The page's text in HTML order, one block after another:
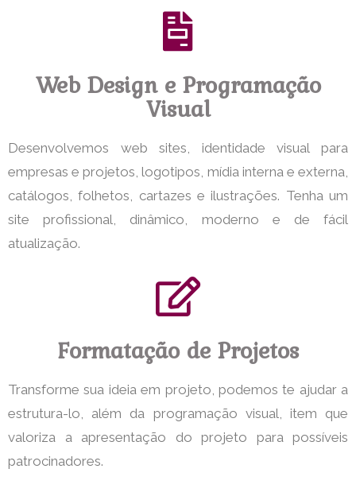
Web Design e Programação
Visual
Desenvolvemos web sites, identidade visual para
empresas e projetos, logotipos, mídia interna e externa,
catálogos, folhetos, cartazes e ilustrações. Tenha um
site profissional, dinâmico, moderno e de fácil
atualização.
Formatação de Projetos
Transforme sua ideia em projeto, podemos te ajudar a
estrutura-lo, além da programação visual, item que
valoriza a apresentação do projeto para possíveis
patrocinadores.